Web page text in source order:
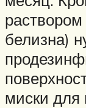
белизна)
миски для